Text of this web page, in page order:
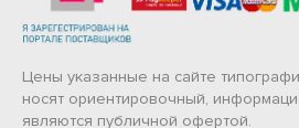
Цены указанные на сайте
носят ориентировочный,
являются публичной офертой.